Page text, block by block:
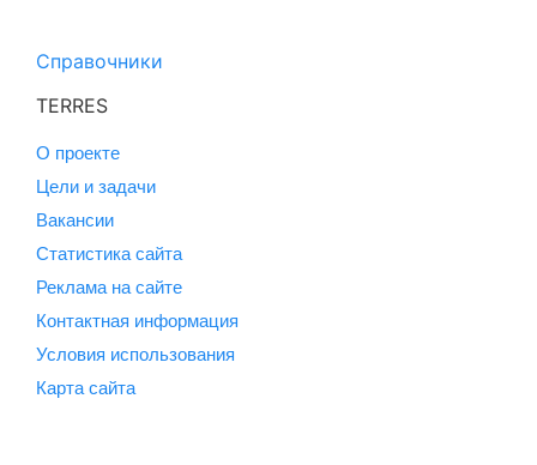
Справочники
TERRES
О проекте
Цели и задачи
Вакансии
Статистика сайта
Реклама на сайте
Контактная информация
Условия использования
Карта сайта